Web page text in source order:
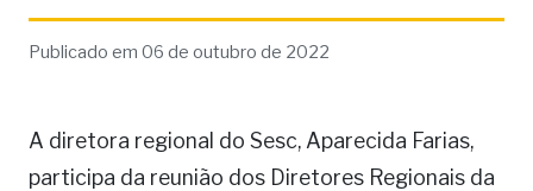
Publicado em 06 de outubro de 2022
A diretora regional do Sesc, Aparecida Farias,
participa da reunião dos Diretores Regionais da